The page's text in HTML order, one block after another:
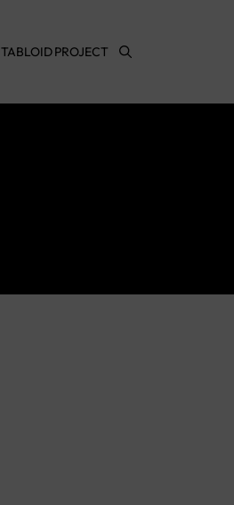
TABLOID PROJECT